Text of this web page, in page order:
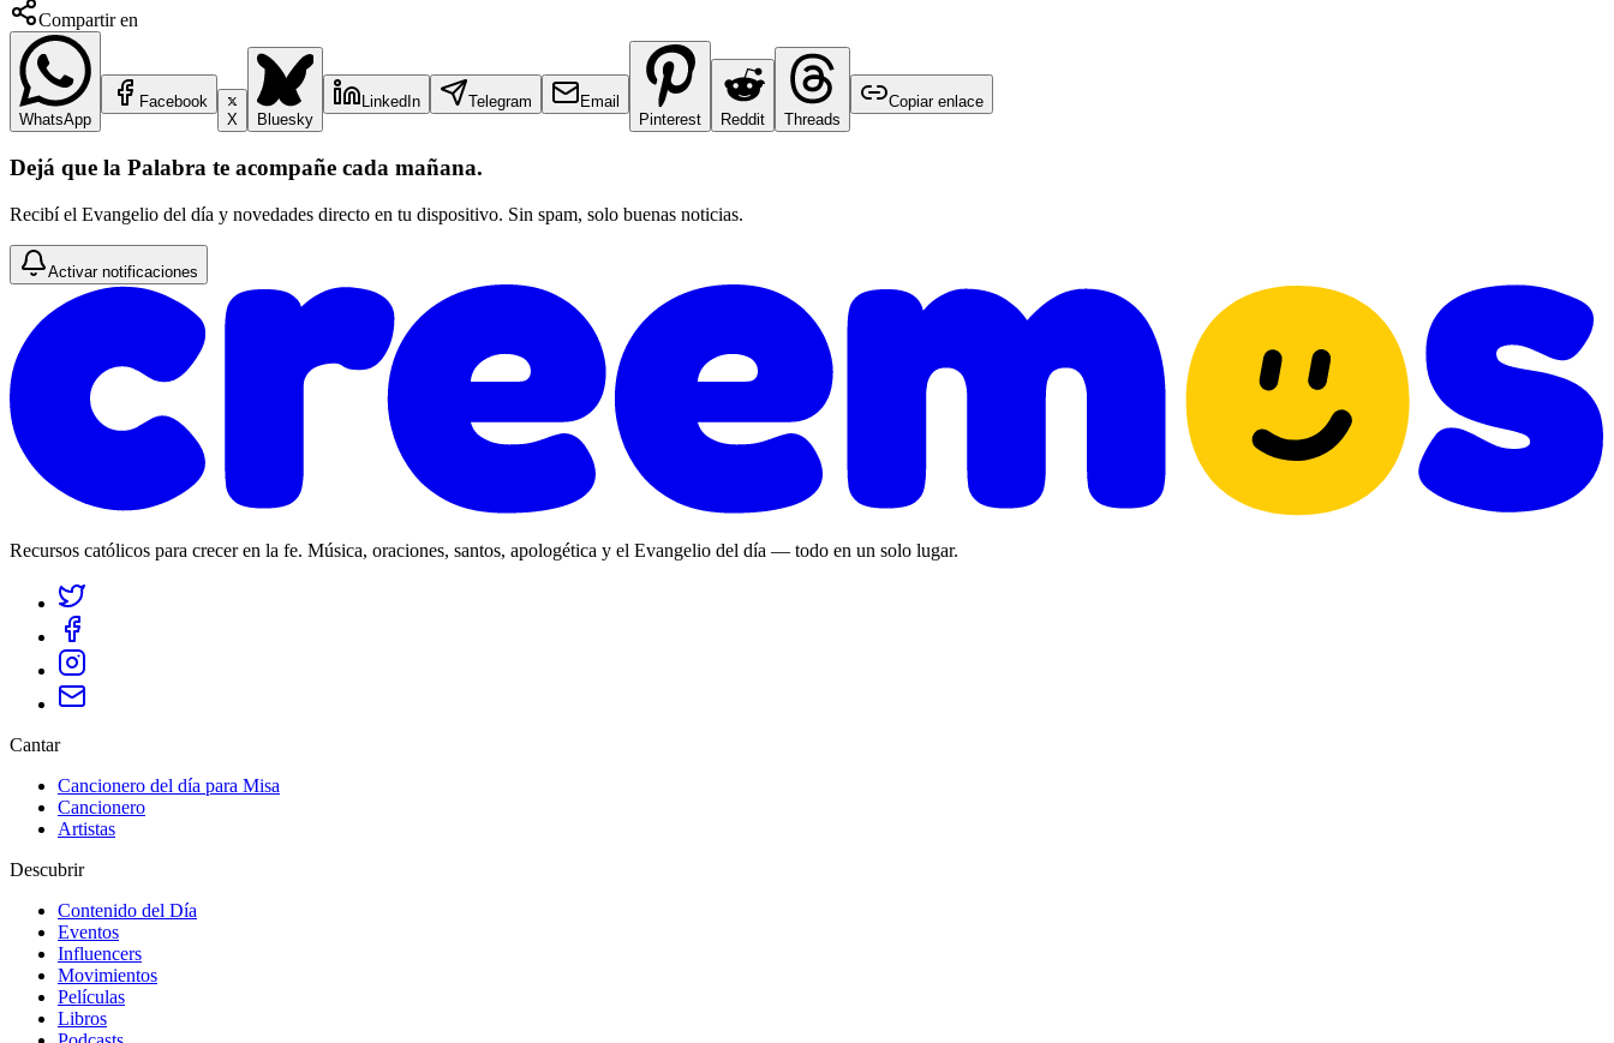
Compartir en
WhatsApp
Facebook
X
Bluesky
LinkedIn Telegram
Email
Pinterest
Reddit Threads
Copiar enlace
Dejá que la Palabra te acompañe cada mañana.
Recibí el Evangelio del día y novedades directo en tu dispositivo. Sin spam, solo buenas noticias.
Activar notificaciones
Recursos católicos para crecer en la fe. Música, oraciones, santos, apologética y el Evangelio del día — todo en un solo lugar.
Cantar
Cancionero del día para Misa
Cancionero
Artistas
Descubrir
Contenido del Día
Eventos
Influencers
Movimientos
Películas
Libros